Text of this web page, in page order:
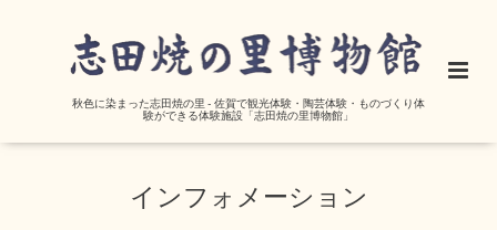
秋色に染まった志田焼の里 - 佐賀で観光体験・陶芸体験・ものづくり体
験ができる体験施設「志田焼の里博物館」
インフォメーション